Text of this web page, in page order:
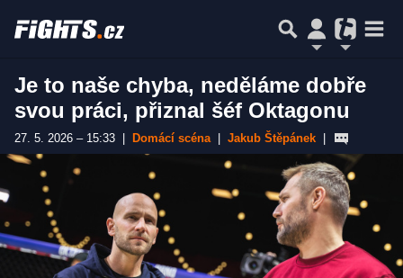
Je to naše chyba, neděláme dobře
svou práci, přiznal šéf Oktagonu
27. 5. 2026 – 15:33 Domácí scéna Jakub Štěpánek